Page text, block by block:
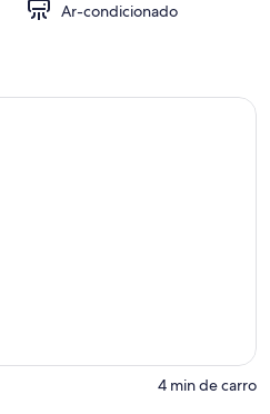
Ar-condicionado
‪4 min de carro‬